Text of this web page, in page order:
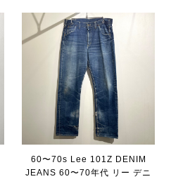
60〜70s Lee 101Z DENIM
JEANS 60〜70年代 リー デニ